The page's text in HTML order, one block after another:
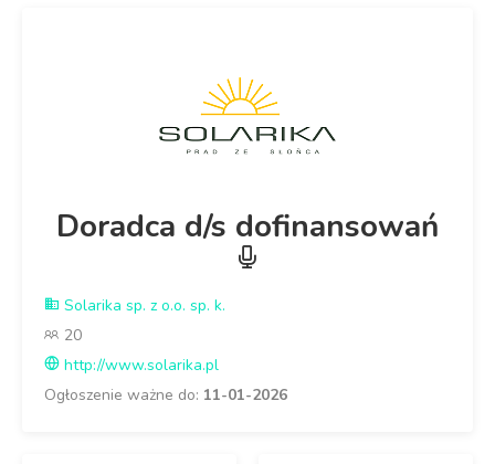
Doradca d/s dofinansowań
Solarika sp. z o.o. sp. k.
20
http://www.solarika.pl
Ogłoszenie ważne do: 11-01-2026